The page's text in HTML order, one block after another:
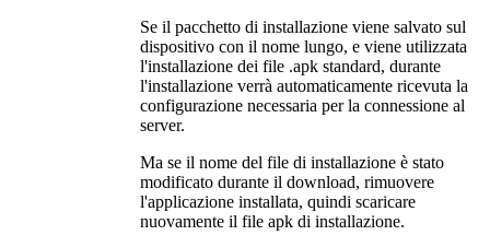
Se il pacchetto di installazione viene salvato sul
dispositivo con il nome lungo, e viene utilizzata
l'installazione dei file .apk standard, durante
l'installazione verrà automaticamente ricevuta la
configurazione necessaria per la connessione al
server.
Ma se il nome del file di installazione è stato
modificato durante il download, rimuovere
l'applicazione installata, quindi scaricare
nuovamente il file apk di installazione.